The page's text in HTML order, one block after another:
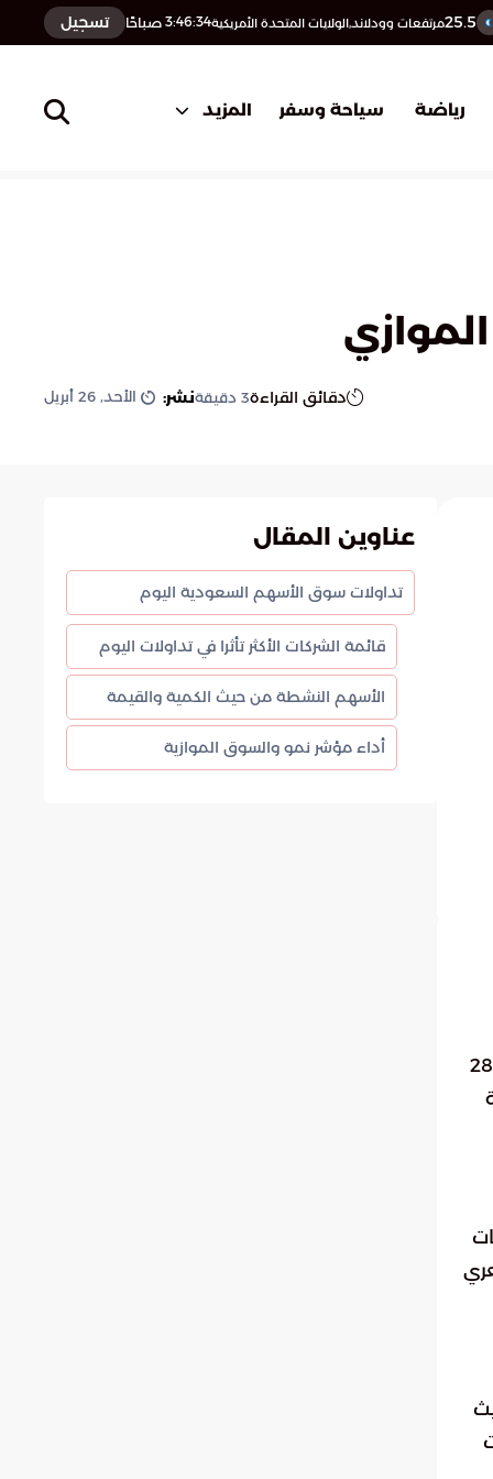
25.5مرتفعات وودلاند,الولايات المتحدة الأمريكية3:46:35 صباحًا تسجيل
رياضة سياحة وسفر المزيد
دقائق القراءة3 دقيقةنشر: الأحد, 26 أبريل
4.9 مليارات ريال ووصل عدد الأسهم المتبادلة إلى 280
176 شركة
عناوين المقال
تداولات سوق الأسهم السعودية اليوم
قائمة الشركات الأكثر تأثرا في تداولات اليوم
الأسهم النشطة من حيث الكمية والقيمة
أداء مؤشر نمو والسوق الموازية